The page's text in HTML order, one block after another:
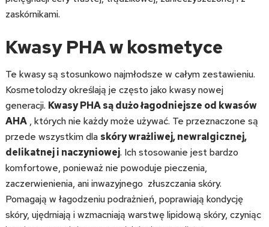
zaskórnikami.
Kwasy PHA w kosmetyce
Te kwasy są stosunkowo najmłodsze w całym zestawieniu.
Kosmetolodzy określają je często jako kwasy nowej
generacji. Kwasy PHA są dużo łagodniejsze od kwasów
AHA, których nie każdy może używać. Te przeznaczone są
przede wszystkim dla skóry wrażliwej, newralgicznej,
delikatnej i naczyniowej. Ich stosowanie jest bardzo
komfortowe, ponieważ nie powoduje pieczenia,
zaczerwienienia, ani inwazyjnego złuszczania skóry.
Pomagają w łagodzeniu podrażnień, poprawiają kondycję
skóry, ujędrniają i wzmacniają warstwę lipidową skóry, czyniąc